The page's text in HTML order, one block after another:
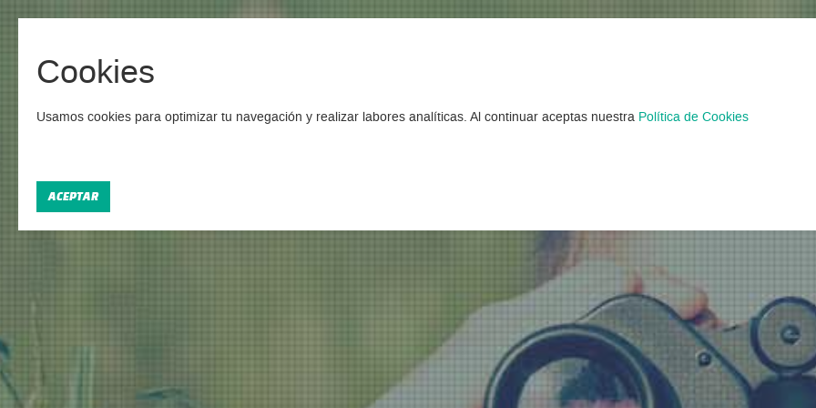
Cookies
Usamos cookies para optimizar tu navegación y realizar labores analíticas. Al continuar aceptas nuestra Política de Cookies
ACEPTAR